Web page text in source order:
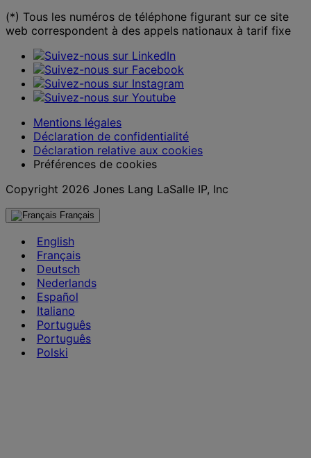
(*) Tous les numéros de téléphone figurant sur ce site
web correspondent à des appels nationaux à tarif fixe
Mentions légales
Déclaration de confidentialité
Déclaration relative aux cookies
Préférences de cookies
Copyright 2026 Jones Lang LaSalle IP, Inc
Français
English
Français
Deutsch
Nederlands
Español
Italiano
Português
Português
Polski